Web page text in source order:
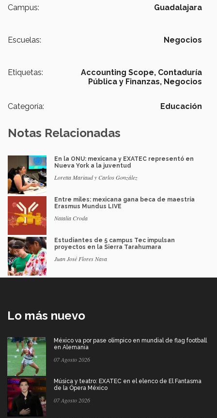
Campus: Guadalajara
Escuelas: Negocios
Etiquetas: Accounting Scope, Contaduría
Pública y Finanzas, Negocios
Categoría: Educación
Notas Relacionadas
En la ONU: mexicana y EXATEC representó en
Nueva York a la juventud
Loretta Mariaud y Carlos González
Entre miles: mexicana gana beca de maestría
Erasmus Mundus LIVE
Natalia Croda
Estudiantes de 5 campus Tec impulsan
proyectos en la Sierra Tarahumara
Juan José Flores Nava
Lo más nuevo
México va por pase olímpico en mundial de flag football
en Alemania
07 Agosto 2026
Música y teatro: EXATEC en el elenco de El Fantasma
de la Ópera México
07 Agosto 2026